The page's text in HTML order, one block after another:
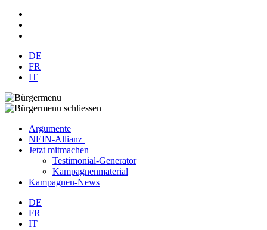
DE
FR
IT
Argumente
NEIN-Allianz
Jetzt mitmachen
Testimonial-Generator
Kampagnenmaterial
Kampagnen-News
DE
FR
IT